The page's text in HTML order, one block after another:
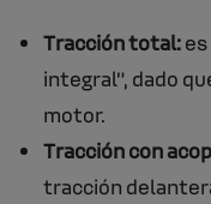
Tracción total:
integral”, dado
motor.
Tracción con
tracción